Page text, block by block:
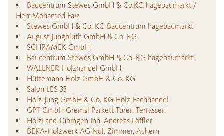
Baucentrum Stewes GmbH & Co.KG hagebaumarkt /
Herr Mohamed Faiz
Stewes GmbH & Co. KG Baucentrum hagebaumarkt
August Jungbluth GmbH & Co. KG
SCHRAMEK GmbH
Baucentrum Stewes GmbH & Co. KG hagebaumarkt
WALLNER Holzhandel GmbH
Hüttemann Holz GmbH & Co. KG
Salon LES 33
Holz-Jung GmbH & Co. KG Holz-Fachhandel
GPT GmbH Gremsl Parkett Türen Terrassen
HolzLand Tübingen Inh. Andreas Löffler
BEKA-Holzwerk AG Ndl. Zimmer, Achern